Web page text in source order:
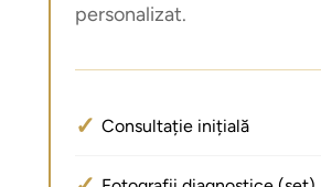
personalizat.
✓ Consultație inițială